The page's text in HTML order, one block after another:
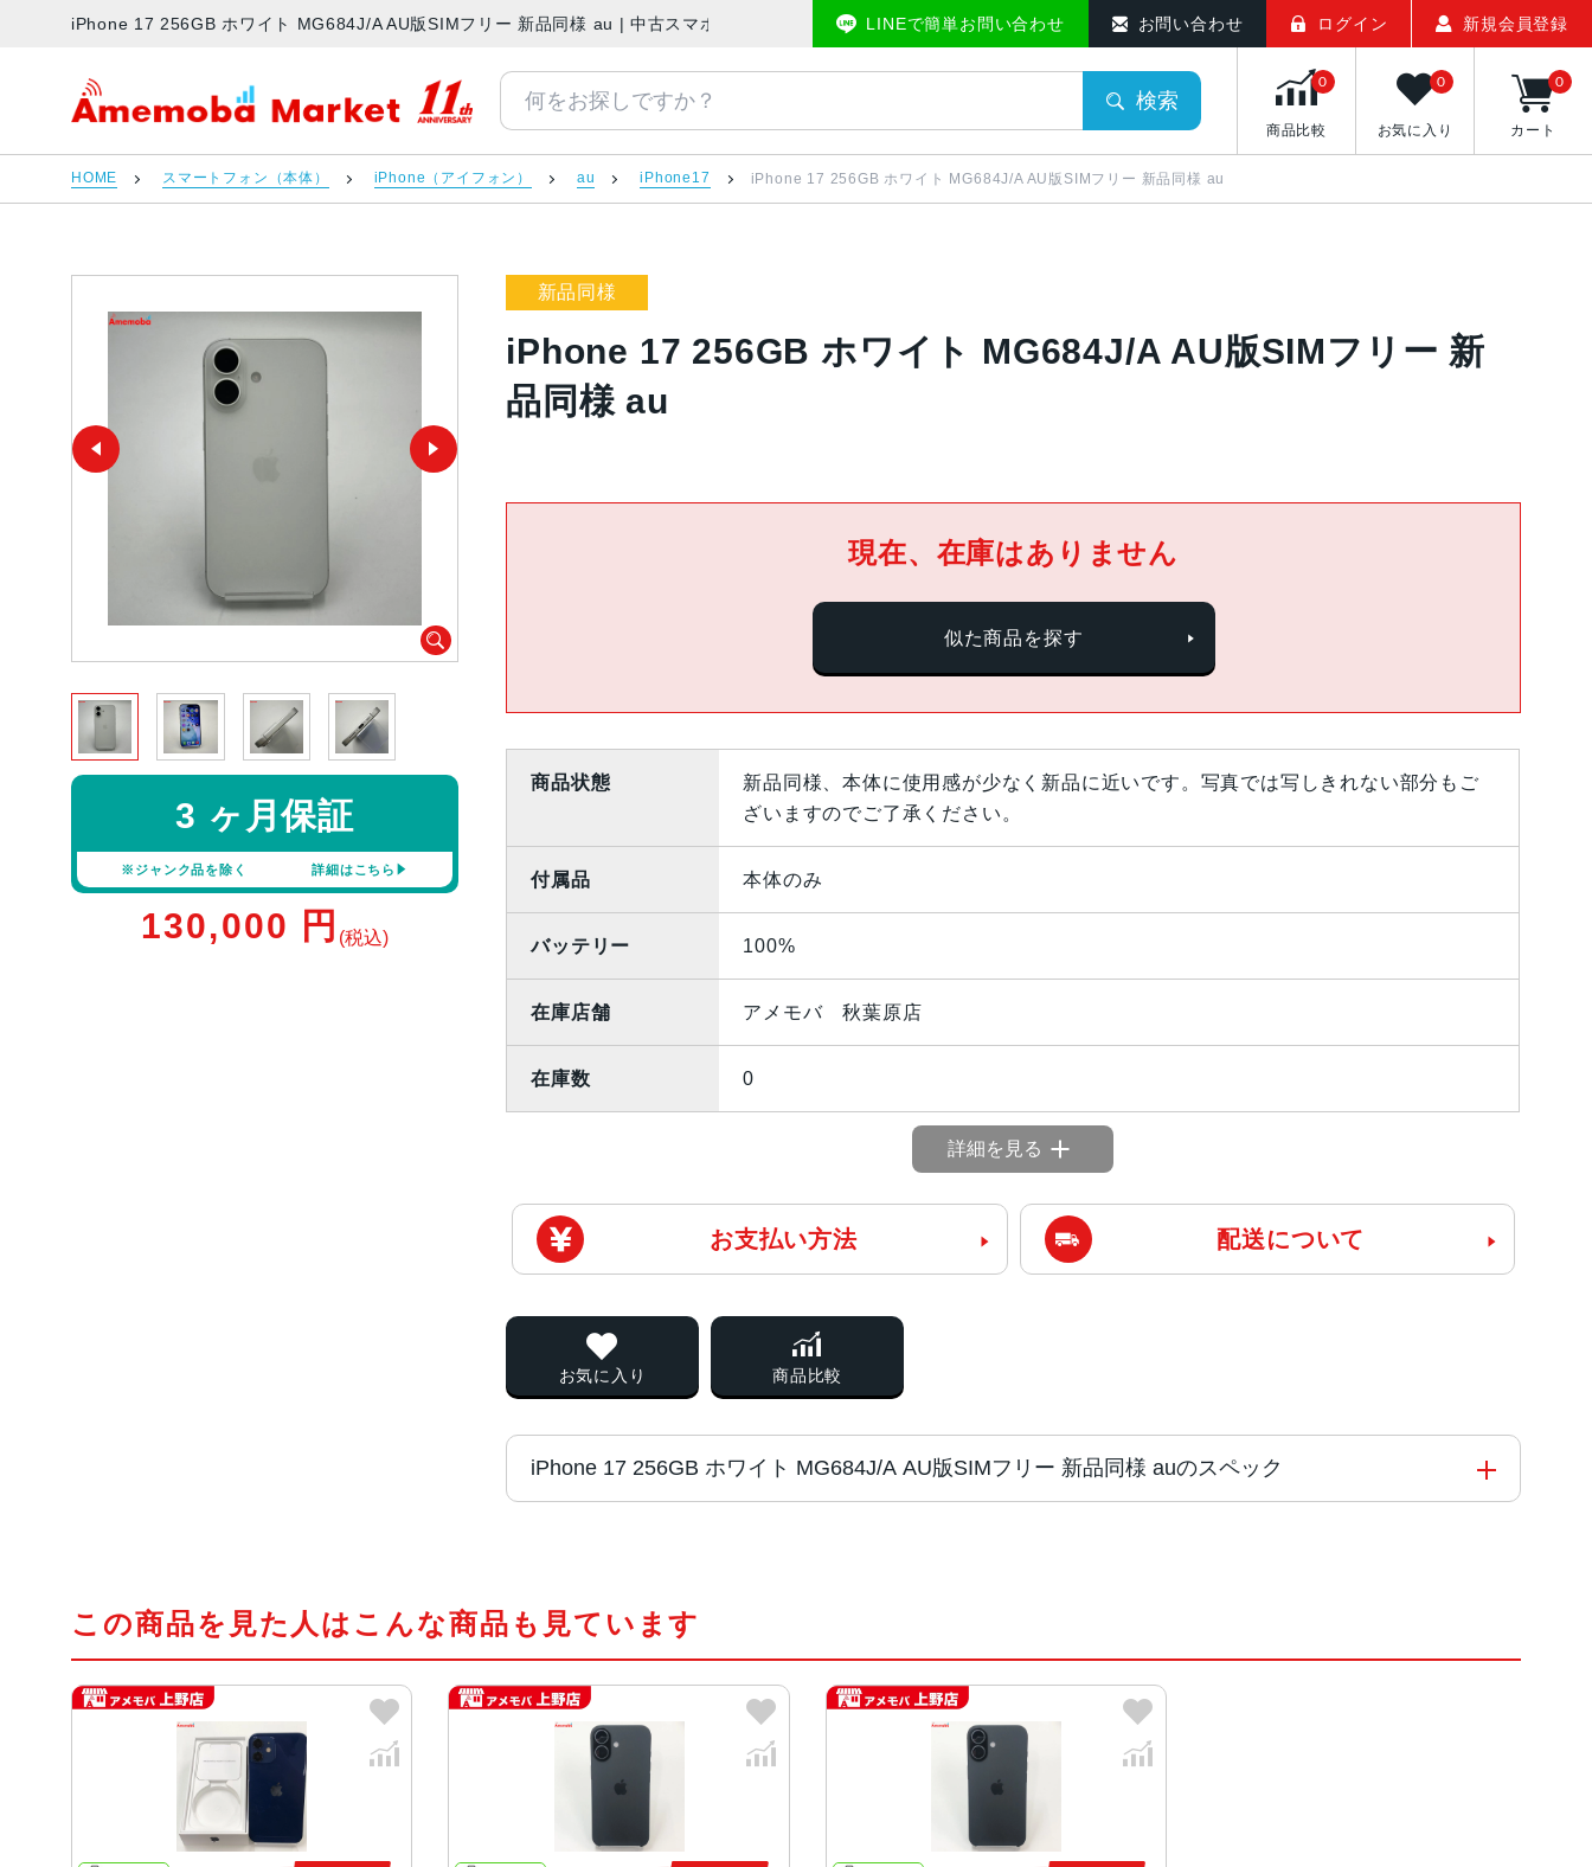
iPhone 17 256GB ホワイト MG684J/A AU版SIMフリー 新品同様 au | 中古スマホ販売のアメモバマーケットLINEで簡単お問い合わせ お問い合わせ ログイン 新規会員登録
アメモバマーケット
検索
商品比較
0
お気に入り
0
カート
0
HOME スマートフォン（本体） iPhone（アイフォン） au iPhone17 iPhone 17 256GB ホワイト MG684J/A AU版SIMフリー 新品同様 au
新品同様
iPhone 17 256GB ホワイト MG684J/A AU版SIMフリー 新
品同様 au
3 ヶ月保証
※ジャンク品を除く 詳細はこちら
130,000 円 (税込)
現在、在庫はありません
似た商品を探す
商品状態
新品同様、本体に使用感が少なく新品に近いです。写真では写しきれない部分もご
ざいますのでご了承ください。
付属品 本体のみ
バッテリー 100%
在庫店舗 アメモバ 秋葉原店
在庫数 0
詳細を見る
お支払い方法 配送について
お気に入り 商品比較
iPhone 17 256GB ホワイト MG684J/A AU版SIMフリー 新品同様 auのスペック
カラー ブラック、ホワイト、ミストブルー、セージ、ラベンダー
Super Retina XDR デ ィ ス プ レ イ6.3インチ（対角）オールスクリーンOLED
この商品を見た人はこんな商品も見ています